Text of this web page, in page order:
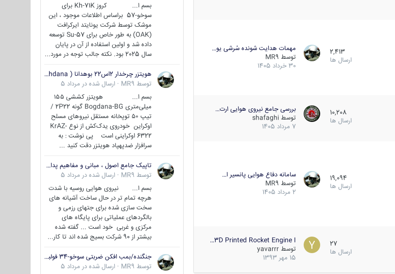
2,413
ارسال ها
مهمات هدایت شونده سُرشی یو…
توسط MR9
30 خرداد 1405
10,208
ارسال ها
بررسی جامع نیروی هوایی ارت…
توسط shafaghi
7 مرداد 1405
19,094
ارسال ها
سامانه دفاع هوایی پانسیر ا…
توسط MR9
2 مرداد 1405
27
ارسال ها
3D Printed Rocket Engine I…
توسط yavarrr
15 مهر 1393
بسم ا... کروز Kh-71K برای
سوخو-57 براساس اطلاعات موجود ، این
موشک توسط شرکت یونایتد ایرکرافت
(OAK) به طور خاص برای Su-57 توسعه
داده شد و اولین استفاده از آن در پایان
سال 2025 بود. نکته جالب توجه در مورد...
هویتزر چرخدار 2اس22 بوهدانا ( wheeled howitzer 2S22 Bohdana )
توسط MR9
· ارسال شده در مرداد 5
بسم ا... هویتزر کششی ۱۵۵
میلی‌متری Bogdana-BG گونه 2P22 /
تیپ ۵۰ توپخانه مستقل نیروهای مسلح
اوکراین خودروی یدک‌کش از نوع KrAZ-
6322 اوکراینی است پی نوشت : به
سرافزار ضدپهپاد هویتزر دقت کنید ...
تاپیک جامع اصول ، مبانی و مفاهیم پدافند غیر عامل
توسط MR9
· ارسال شده در مرداد 5
بسم ا... نیروی هوایی روسیه با شدت
هرچه تمام تر در حال ساخت آشیانه های
سخت سازی شده برای جتهای رزمی و
بالگردهای عملیاتی برای پایگاه های
مرکزی و غربی خود است ... گفته شده
بیشتر از 90 شرکت بسیج شده اند تا کار...
جنگنده/بمب افکن ضربتی سوخو-34 فولبک ( Sukhoi Su-34/Fullback)
توسط MR9
· ارسال شده در مرداد 5